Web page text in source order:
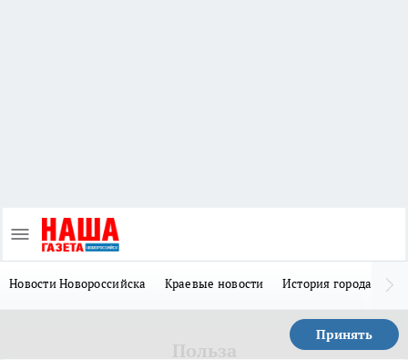
Новости Новороссийска Краевые новости История города Н
Принять